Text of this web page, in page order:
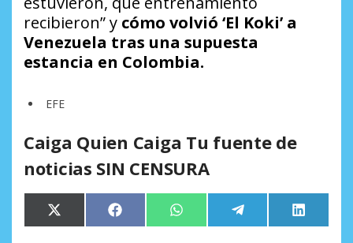
recibieron” y cómo volvió ‘El Koki’ a
Venezuela tras una supuesta
estancia en Colombia.
EFE
Caiga Quien Caiga Tu fuente de
noticias SIN CENSURA
Compartir
en
X
(Twitter)
Compartir
en
Facebook Compartir
en
WhatsApp Compartir
en
Telegram
en
LinkedIn